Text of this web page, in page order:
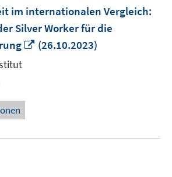
im internationalen Vergleich:
Silver Worker für die
In
(26.10.2023)